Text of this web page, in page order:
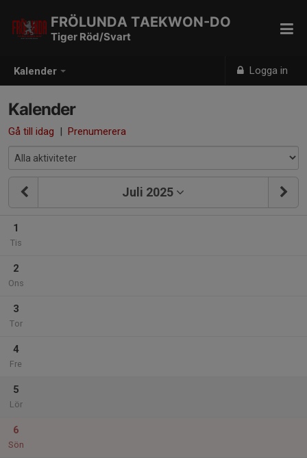
Kalender Logga in
FRÖLUNDA TAEKWON-DO
Tiger Röd/Svart
Kalender
Gå till idag | Prenumerera
Juli 2025
1
Tis
2
Ons
3
Tor
4
Fre
5
Lör
6
Sön